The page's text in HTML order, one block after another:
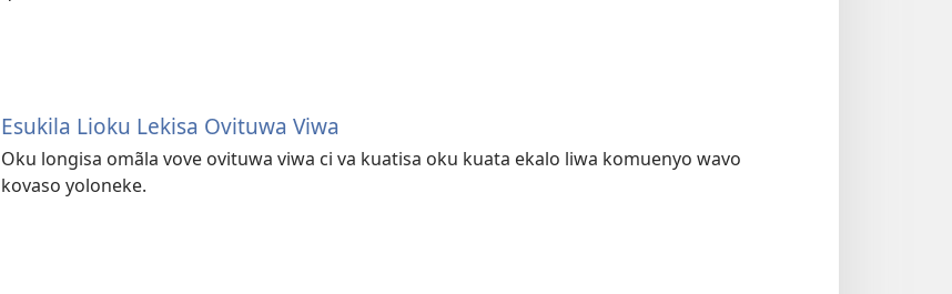
Esukila Lioku Lekisa Ovituwa Viwa
Oku longisa omãla vove ovituwa viwa ci va kuatisa oku kuata ekalo liwa komuenyo wavo
kovaso yoloneke.